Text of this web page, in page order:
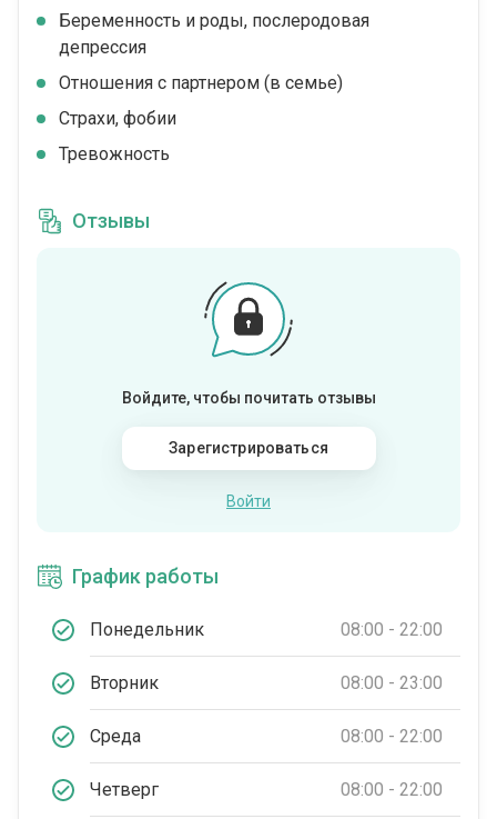
Беременность и роды, послеродовая
депрессия
Отношения с партнером (в семье)
Страхи, фобии
Тревожность
Отзывы
Войдите, чтобы почитать отзывы
Зарегистрироваться
Войти
График работы
Понедельник 08:00 - 22:00
Вторник 08:00 - 23:00
Среда 08:00 - 22:00
Четверг 08:00 - 22:00